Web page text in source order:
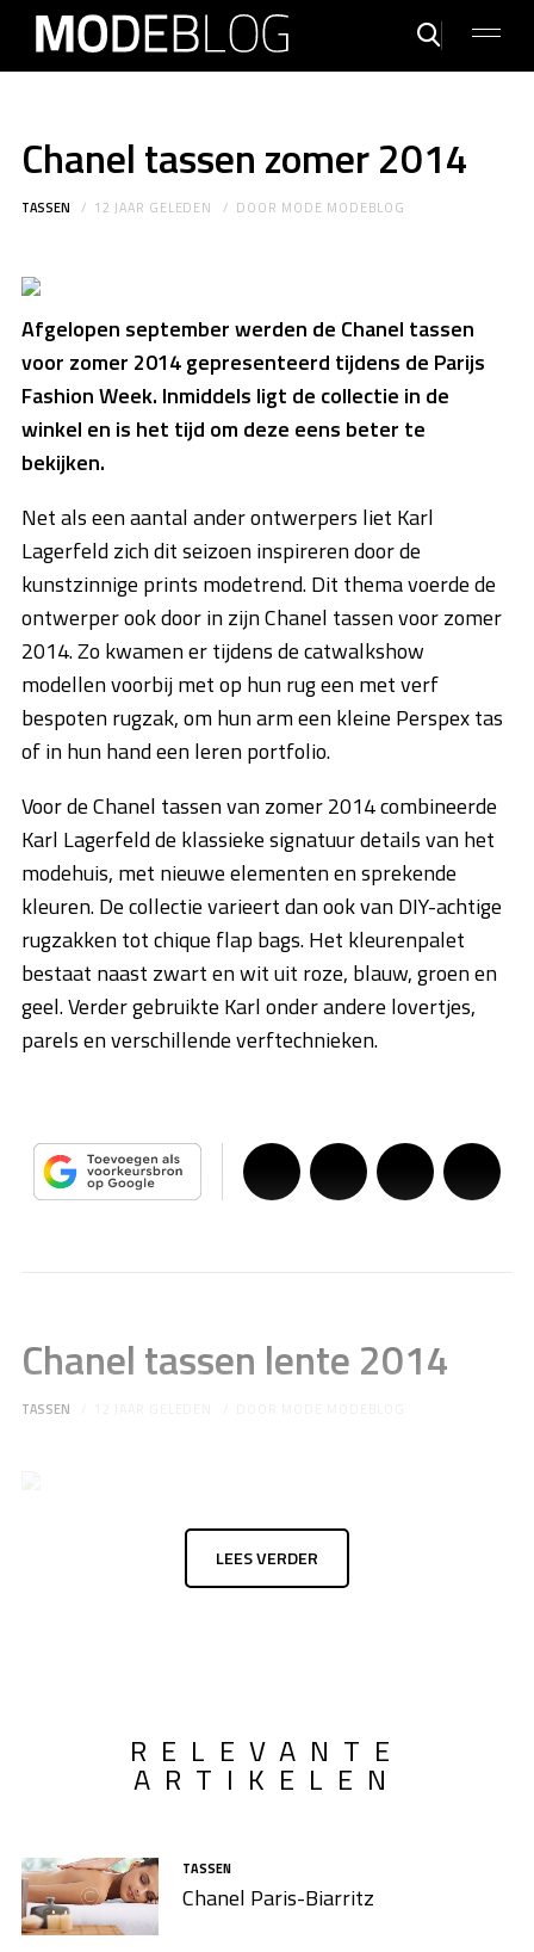
Chanel tassen zomer 2014
TASSEN 12 JAAR GELEDEN DOOR MODE MODEBLOG
Afgelopen september werden de Chanel tassen
voor zomer 2014 gepresenteerd tijdens de Parijs
Fashion Week. Inmiddels ligt de collectie in de
winkel en is het tijd om deze eens beter te
bekijken.
Net als een aantal ander ontwerpers liet Karl
Lagerfeld zich dit seizoen inspireren door de
kunstzinnige prints modetrend. Dit thema voerde de
ontwerper ook door in zijn Chanel tassen voor zomer
2014. Zo kwamen er tijdens de catwalkshow
modellen voorbij met op hun rug een met verf
bespoten rugzak, om hun arm een kleine Perspex tas
of in hun hand een leren portfolio.
Voor de Chanel tassen van zomer 2014 combineerde
Karl Lagerfeld de klassieke signatuur details van het
modehuis, met nieuwe elementen en sprekende
kleuren. De collectie varieert dan ook van DIY-achtige
rugzakken tot chique flap bags. Het kleurenpalet
bestaat naast zwart en wit uit roze, blauw, groen en
geel. Verder gebruikte Karl onder andere lovertjes,
parels en verschillende verftechnieken.
Chanel tassen lente 2014
TASSEN
LEES VERDER
RELEVANTE
ARTIKELEN
TASSEN
Chanel Paris-Biarritz